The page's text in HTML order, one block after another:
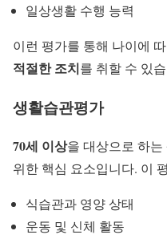
일상생활 수행 능력
이런 평가를 통해 나이에
적절한 조치를 취할 수 있
생활습관평가
70세 이상을 대상으로 하
위한 핵심 요소입니다. 이
식습관과 영양 상태
운동 및 신체 활동